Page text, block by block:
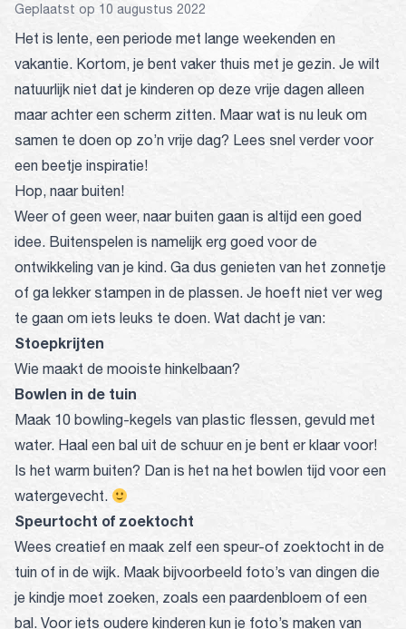
Geplaatst op 10 augustus 2022
Het is lente, een periode met lange weekenden en
vakantie. Kortom, je bent vaker thuis met je gezin. Je wilt
natuurlijk niet dat je kinderen op deze vrije dagen alleen
maar achter een scherm zitten. Maar wat is nu leuk om
samen te doen op zo’n vrije dag? Lees snel verder voor
een beetje inspiratie!
Hop, naar buiten!
Weer of geen weer, naar buiten gaan is altijd een goed
idee. Buitenspelen is namelijk erg goed voor de
ontwikkeling van je kind. Ga dus genieten van het zonnetje
of ga lekker stampen in de plassen. Je hoeft niet ver weg
te gaan om iets leuks te doen. Wat dacht je van:
Stoepkrijten
Wie maakt de mooiste hinkelbaan?
Bowlen in de tuin
Maak 10 bowling-kegels van plastic flessen, gevuld met
water. Haal een bal uit de schuur en je bent er klaar voor!
Is het warm buiten? Dan is het na het bowlen tijd voor een
watergevecht.
Speurtocht of zoektocht
Wees creatief en maak zelf een speur-of zoektocht in de
tuin of in de wijk. Maak bijvoorbeeld foto’s van dingen die
je kindje moet zoeken, zoals een paardenbloem of een
bal. Voor iets oudere kinderen kun je foto’s maken van